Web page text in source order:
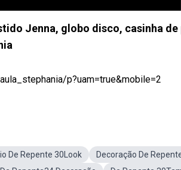
Jenna, globo disco, casinha
p?uam=true&mobile=2
De Repente 30Look
Decoração De